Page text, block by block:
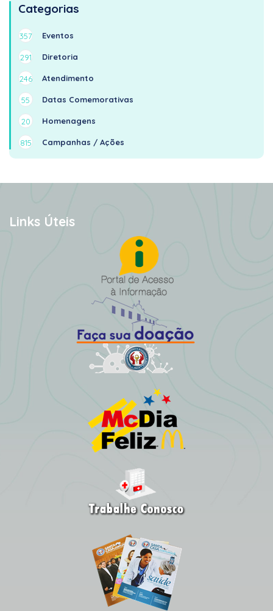
Categorias
357 Eventos
291 Diretoria
246 Atendimento
55 Datas Comemorativas
20 Homenagens
815 Campanhas / Ações
Links Úteis